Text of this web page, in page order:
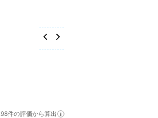
件の評価から算出